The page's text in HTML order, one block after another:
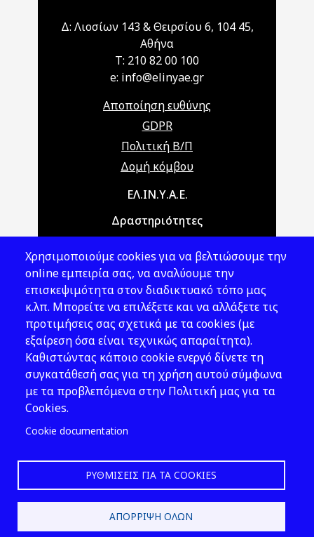
Δ: Λιοσίων 143 & Θειρσίου 6, 104 45,
Αθήνα
T: 210 82 00 100
e: info@elinyae.gr
Αποποίηση ευθύνης
GDPR
Πολιτική Β/Π
Δομή κόμβου
Main navigationΕΛ.ΙΝ.Υ.Α.Ε.
Δραστηριότητες
Νομοθεσία
Εκδόσεις
Νέα - Εκδηλώσεις
Ακολουθήστε μας
Χρησιμοποιούμε cookies για να βελτιώσουμε την
online εμπειρία σας, να αναλύουμε την
επισκεψιμότητα στον διαδικτυακό τόπο μας
κ.λπ. Μπορείτε να επιλέξετε και να αλλάξετε τις
προτιμήσεις σας σχετικά με τα cookies (με
εξαίρεση όσα είναι τεχνικώς απαραίτητα).
Καθιστώντας κάποιο cookie ενεργό δίνετε τη
συγκατάθεσή σας για τη χρήση αυτού σύμφωνα
με τα προβλεπόμενα στην Πολιτική μας για τα
Cookies.
Cookie documentation
ΡΥΘΜΊΣΕΙΣ ΓΙΑ ΤΑ COOKIES
ΑΠΌΡΡΙΨΗ ΌΛΩΝ
2026 © ΕΛ.ΙΝ.Υ.Α.Ε.
Design & Development by